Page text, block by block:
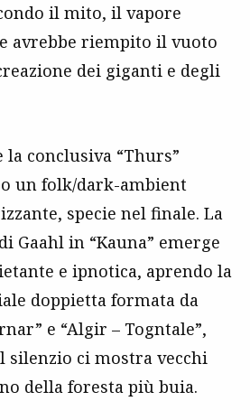
il mito, il vapore
avrebbe riempito il vuoto
dei giganti e degli
la conclusiva “Thurs”
un folk/dark-ambient
specie nel finale. La
Gaahl in “Kauna” emerge
e ipnotica, aprendo la
doppietta formata da
e “Algir – Togntale”,
silenzio ci mostra vecchi
della foresta più buia.